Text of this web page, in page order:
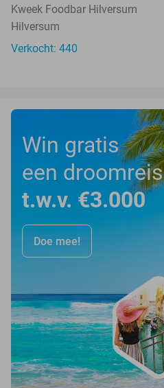
Kweek Foodbar Hilversum
Hilversum
Verkocht: 440
Win gratis
een droomreis
t.w.v. €3.000
Doe mee!